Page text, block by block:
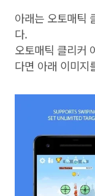
아래는 오토매틱
다.
오토매틱 클리커
다면 아래 이미지